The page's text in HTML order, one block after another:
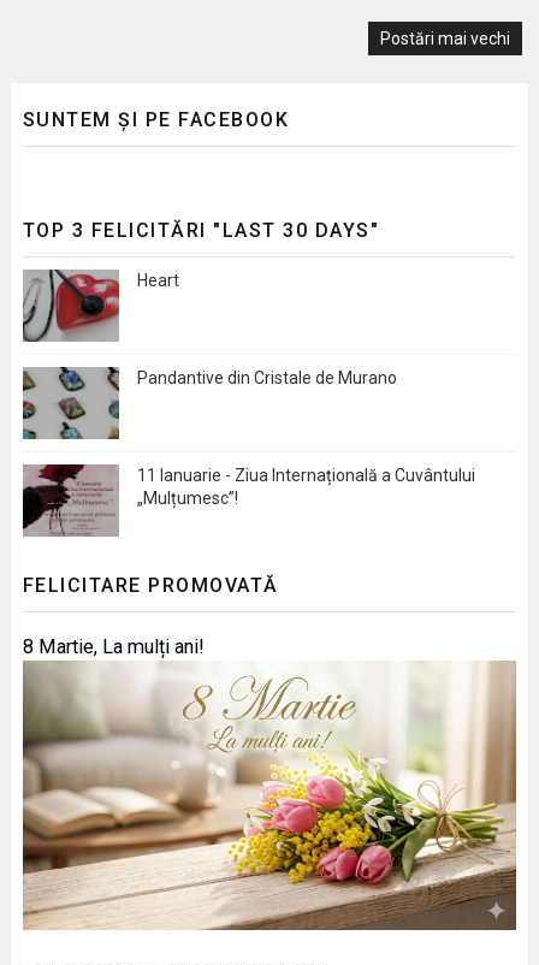
Postări mai vechi
SUNTEM ȘI PE FACEBOOK
TOP 3 FELICITĂRI "LAST 30 DAYS"
Heart
Pandantive din Cristale de Murano
11 Ianuarie - Ziua Internațională a Cuvântului
„Mulțumesc”!
FELICITARE PROMOVATĂ
8 Martie, La mulți ani!